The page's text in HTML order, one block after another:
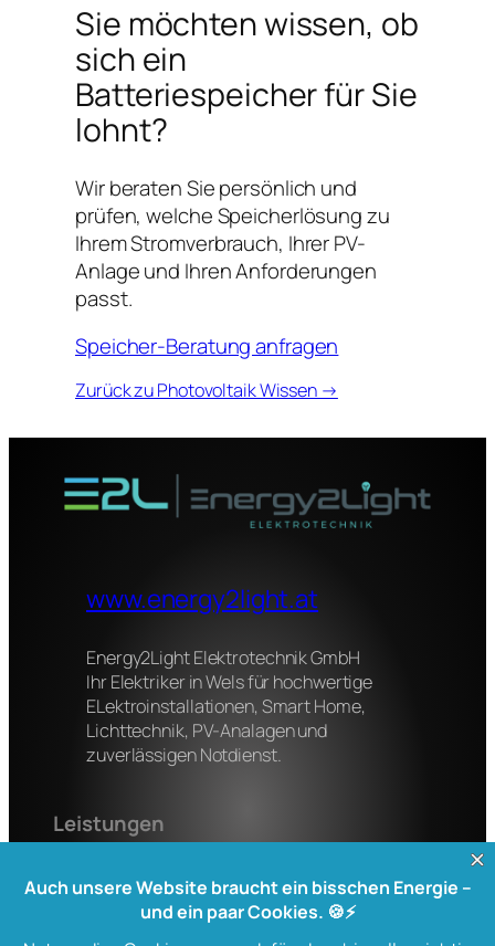
Sie möchten wissen, ob
sich ein
Batteriespeicher für Sie
lohnt?
Wir beraten Sie persönlich und
prüfen, welche Speicherlösung zu
Ihrem Stromverbrauch, Ihrer PV-
Anlage und Ihren Anforderungen
passt.
Speicher-Beratung anfragen
Zurück zu Photovoltaik Wissen →
www.energy2light.at
Energy2Light Elektrotechnik GmbH
Ihr Elektriker in Wels für hochwertige
ELektroinstallationen, Smart Home,
Lichttechnik, PV-Analagen und
zuverlässigen Notdienst.
Leistungen
Smart Home
Lichttechnik